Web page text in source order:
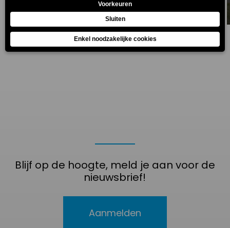
Blijf op de hoogte, meld je aan voor de
nieuwsbrief!
Aanmelden